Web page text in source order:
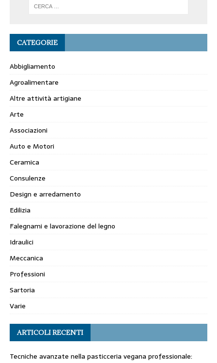
CATEGORIE
Abbigliamento
Agroalimentare
Altre attività artigiane
Arte
Associazioni
Auto e Motori
Ceramica
Consulenze
Design e arredamento
Edilizia
Falegnami e lavorazione del legno
Idraulici
Meccanica
Professioni
Sartoria
Varie
ARTICOLI RECENTI
Tecniche avanzate nella pasticceria vegana professionale: